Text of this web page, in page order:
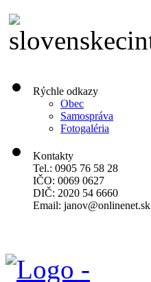
Rýchle odkazy
Obec
Samospráva
Fotogaléria
Kontakty
Tel.: 0905 76 58 28
IČO: 0069 0627
DIČ: 2020 54 6660
Email: janov@onlinenet.sk